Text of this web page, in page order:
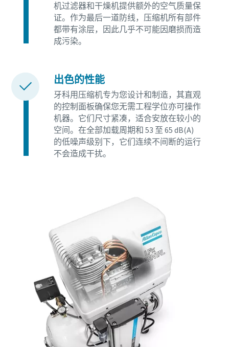
机过滤器和干燥机提供额外的空气质量保
证。作为最后一道防线，压缩机所有部件
都带有涂层，因此几乎不可能因磨损而造
成污染。
出色的性能
牙科用压缩机专为您设计和制造，其直观
的控制面板确保您无需工程学位亦可操作
机器。它们尺寸紧凑，适合安放在较小的
空间。在全部加载周期和 53 至 65 dB(A)
的低噪声级别下，它们连续不间断的运行
不会造成干扰。